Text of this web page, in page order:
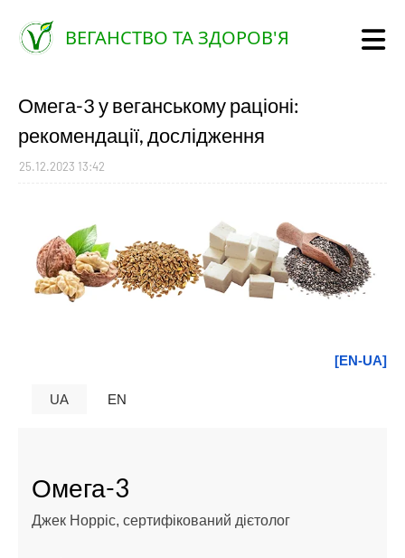
ВЕГАНСТВО ТА ЗДОРОВ'Я
Омега-3 у веганському раціоні:
рекомендації, дослідження
25.12.2023 13:42
[EN-UA]
UA EN
Омега-3
Джек Норріс, сертифікований дієтолог